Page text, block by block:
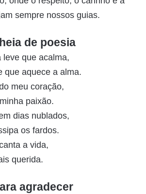
sempre nossos guias.
de poesia
leve que acalma,
que aquece a alma.
meu coração,
paixão.
dias nublados,
os fardos.
a vida,
querida.
agradecer